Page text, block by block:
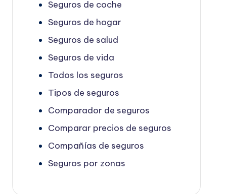
Seguros de coche
Seguros de hogar
Seguros de salud
Seguros de vida
Todos los seguros
Tipos de seguros
Comparador de seguros
Comparar precios de seguros
Compañías de seguros
Seguros por zonas